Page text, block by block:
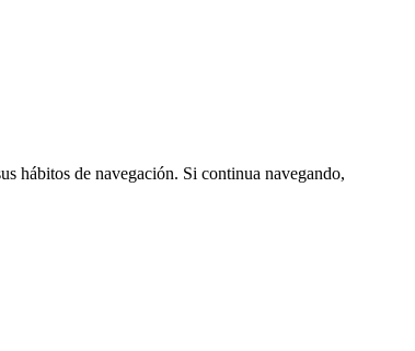
hábitos de navegación. Si continua navegando,